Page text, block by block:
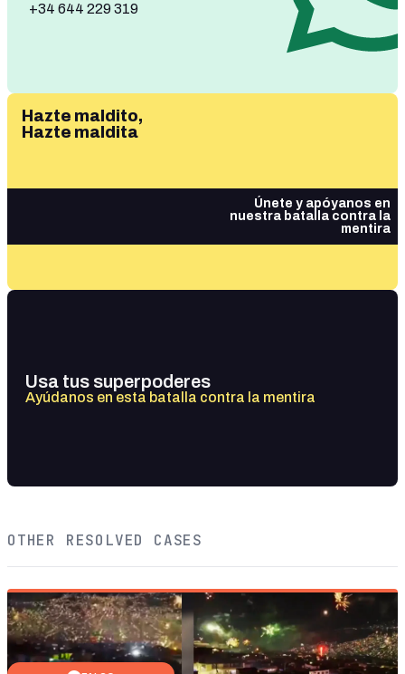
+34 644 229 319
Hazte maldito,
Hazte maldita
Únete y apóyanos en
nuestra batalla contra la
mentira
Usa tus superpoderes
Ayúdanos en esta batalla contra la mentira
OTHER RESOLVED CASES